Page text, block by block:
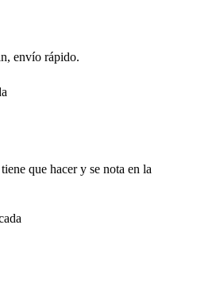
envío rápido.
que hacer y se nota en la